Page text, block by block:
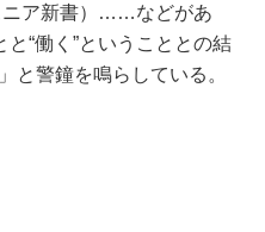
ニア新書）……などがあ
と“働く”ということとの結
と警鐘を鳴らしている。